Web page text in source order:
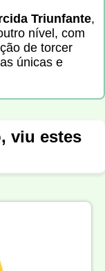
Triunfante,
nível, com
de torcer
únicas e
viu estes